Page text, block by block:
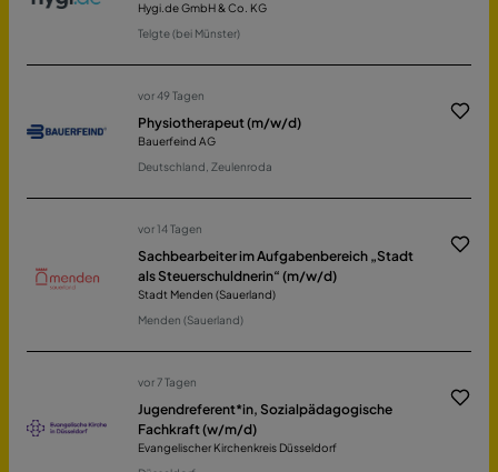
Hygi.de GmbH & Co. KG
Telgte (bei Münster)
vor 49 Tagen
Physiotherapeut (m/w/d)
Bauerfeind AG
Deutschland, Zeulenroda
vor 14 Tagen
Sachbearbeiter im Aufgabenbereich „Stadt
als Steuerschuldnerin“ (m/w/d)
Stadt Menden (Sauerland)
Menden (Sauerland)
vor 7 Tagen
Jugendreferent*in, Sozialpädagogische
Fachkraft (w/m/d)
Evangelischer Kirchenkreis Düsseldorf